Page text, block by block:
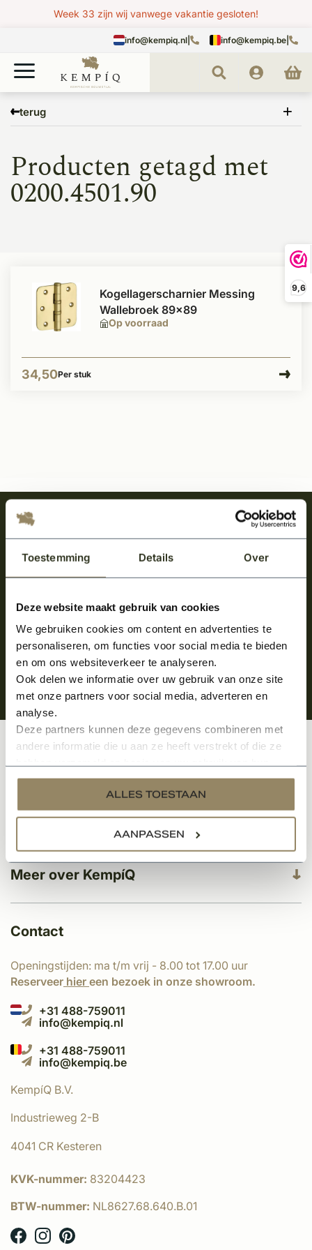
Toestemming Details Over
Deze website maakt gebruik van cookies
We gebruiken cookies om content en advertenties te
personaliseren, om functies voor social media te bieden
en om ons websiteverkeer te analyseren.
Ook delen we informatie over uw gebruik van onze site
met onze partners voor social media, adverteren en
analyse.
Deze partners kunnen deze gegevens combineren met
andere informatie die u aan ze heeft verstrekt of die ze
services.
ALLES TOESTAAN
AANPASSEN
9,6
Week 33 zijn wij vanwege vakantie gesloten!
info@kempiq.nl info@kempiq.be
terug
0200.4501.90
Producten getagd met
0200.4501.90
Op voorraad
Kogellagerscharnier Messing
Wallebroek 89x89
34,50Per stuk
Meld je aan en ontvang het laatste nieuws
over onze kempische bouwstijl!
Aanmelden voor de nieuwsbrief
Meer over KempíQ
Klantenservice
Categorieën
Contact
Openingstijden: ma t/m vrij - 8.00 tot 17.00 uur
Reserveer hier een bezoek in onze showroom.
+31 488-759011
info@kempiq.nl
+31 488-759011
info@kempiq.be
KempíQ B.V.
Industrieweg 2-B
4041 CR Kesteren
KVK-nummer: 83204423
BTW-nummer: NL8627.68.640.B.01